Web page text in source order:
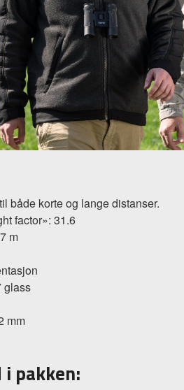
både korte og lange distanser.
factor»: 31.6
m
glass
mm
pakken: